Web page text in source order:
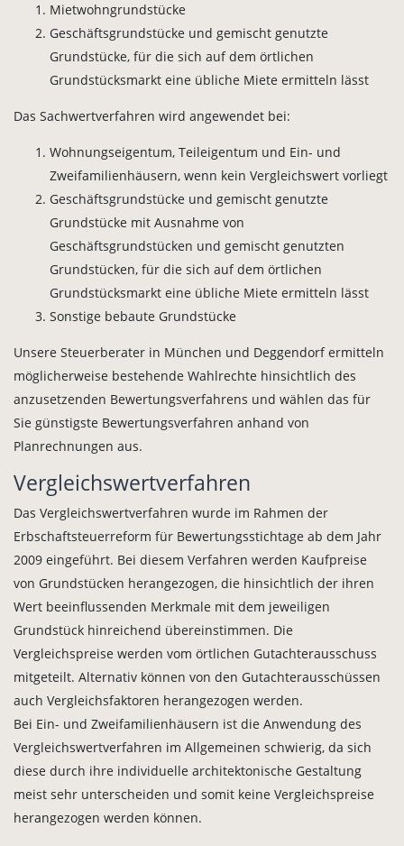
Mietwohngrundstücke
Geschäftsgrundstücke und gemischt genutzte
Grundstücke, für die sich auf dem örtlichen
Grundstücksmarkt eine übliche Miete ermitteln lässt
Das Sachwertverfahren wird angewendet bei:
Wohnungseigentum, Teileigentum und Ein- und
Zweifamilienhäusern, wenn kein Vergleichswert vorliegt
Geschäftsgrundstücke und gemischt genutzte
Grundstücke mit Ausnahme von
Geschäftsgrundstücken und gemischt genutzten
Grundstücken, für die sich auf dem örtlichen
Grundstücksmarkt eine übliche Miete ermitteln lässt
Sonstige bebaute Grundstücke
Unsere Steuerberater in München und Deggendorf ermitteln
möglicherweise bestehende Wahlrechte hinsichtlich des
anzusetzenden Bewertungsverfahrens und wählen das für
Sie günstigste Bewertungsverfahren anhand von
Planrechnungen aus.
Vergleichswertverfahren
Das Vergleichswertverfahren wurde im Rahmen der
Erbschaftsteuerreform für Bewertungsstichtage ab dem Jahr
2009 eingeführt. Bei diesem Verfahren werden Kaufpreise
von Grundstücken herangezogen, die hinsichtlich der ihren
Wert beeinflussenden Merkmale mit dem jeweiligen
Grundstück hinreichend übereinstimmen. Die
Vergleichspreise werden vom örtlichen Gutachterausschuss
mitgeteilt. Alternativ können von den Gutachterausschüssen
auch Vergleichsfaktoren herangezogen werden.
Bei Ein- und Zweifamilienhäusern ist die Anwendung des
Vergleichswertverfahren im Allgemeinen schwierig, da sich
diese durch ihre individuelle architektonische Gestaltung
meist sehr unterscheiden und somit keine Vergleichspreise
herangezogen werden können.